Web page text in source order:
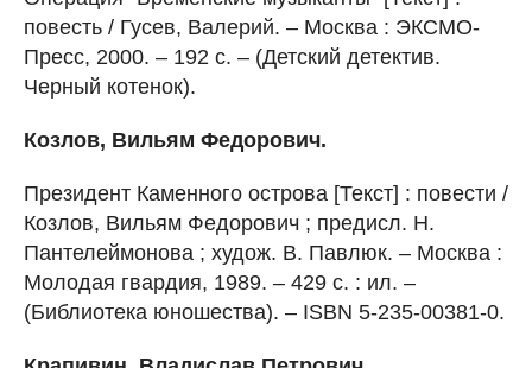
повесть / Гусев, Валерий. – Москва : ЭКСМО-
Пресс, 2000. – 192 с. – (Детский детектив.
Черный котенок).
Козлов, Вильям Федорович.
Президент Каменного острова [Текст] : повести /
Козлов, Вильям Федорович ; предисл. Н.
Пантелеймонова ; худож. В. Павлюк. – Москва :
Молодая гвардия, 1989. – 429 с. : ил. –
(Библиотека юношества). – ISBN 5-235-00381-0.